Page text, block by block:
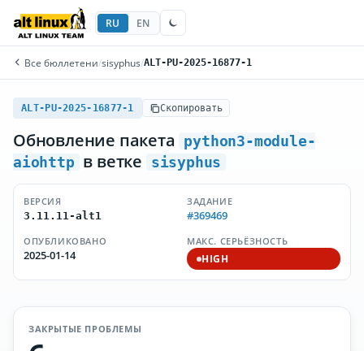
RU EN
Все бюллетени/sisyphus/ALT-PU-2025-16877-1
ALT-PU-2025-16877-1 Скопировать
Обновление пакета
python3-module-
aiohttp в ветке sisyphus
ВЕРСИЯ
3.11.11-alt1
ЗАДАНИЕ
#369469
ОПУБЛИКОВАНО
2025-01-14
МАКС. СЕРЬЁЗНОСТЬ
HIGH
ЗАКРЫТЫЕ ПРОБЛЕМЫ